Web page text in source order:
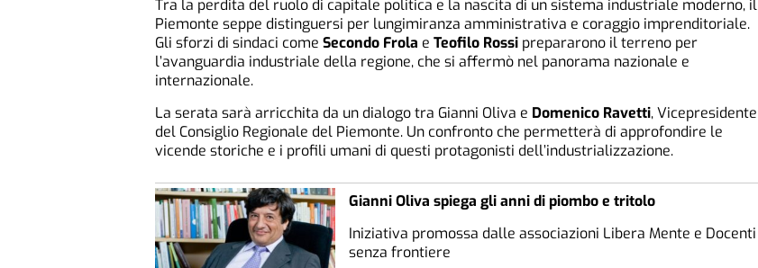
Tra la perdita del ruolo di capitale politica e la nascita di un sistema industriale moderno, il
Piemonte seppe distinguersi per lungimiranza amministrativa e coraggio imprenditoriale.
Gli sforzi di sindaci come Secondo Frola e Teofilo Rossi prepararono il terreno per
l’avanguardia industriale della regione, che si affermò nel panorama nazionale e
internazionale.
La serata sarà arricchita da un dialogo tra Gianni Oliva e Domenico Ravetti, Vicepresidente
del Consiglio Regionale del Piemonte. Un confronto che permetterà di approfondire le
vicende storiche e i profili umani di questi protagonisti dell’industrializzazione.
Gianni Oliva spiega gli anni di piombo e tritolo
Iniziativa promossa dalle associazioni Libera Mente e Docenti
senza frontiere